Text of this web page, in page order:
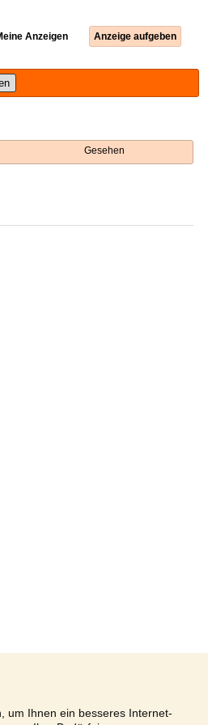
um Ihnen ein besseres Internet-
Anzeigen Anzeige aufgeben
Gesehen